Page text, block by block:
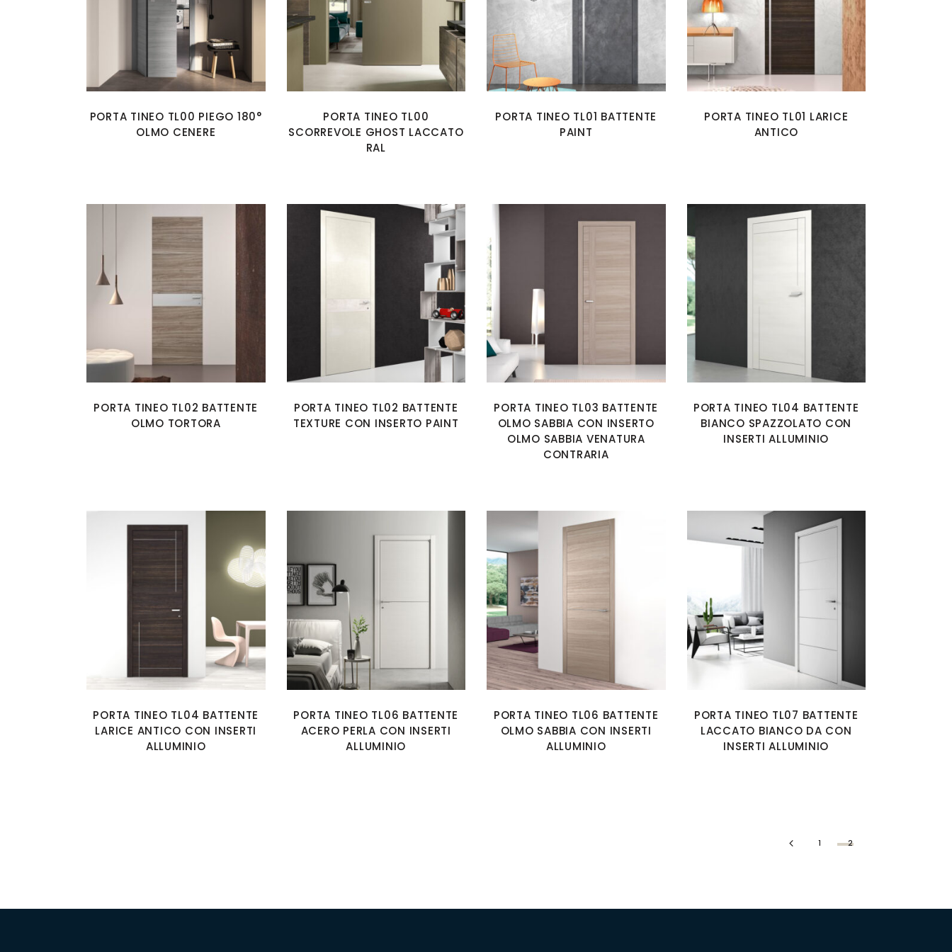
PORTA TINEO TL00 PIEGO 180°
OLMO CENERE
PORTA TINEO TL00
SCORREVOLE GHOST LACCATO
RAL
PORTA TINEO TL01 BATTENTE
PAINT
PORTA TINEO TL01 LARICE
ANTICO
PORTA TINEO TL02 BATTENTE
OLMO TORTORA
PORTA TINEO TL02 BATTENTE
TEXTURE CON INSERTO PAINT
PORTA TINEO TL03 BATTENTE
OLMO SABBIA CON INSERTO
OLMO SABBIA VENATURA
CONTRARIA
PORTA TINEO TL04 BATTENTE
BIANCO SPAZZOLATO CON
INSERTI ALLUMINIO
PORTA TINEO TL04 BATTENTE
LARICE ANTICO CON INSERTI
ALLUMINIO
PORTA TINEO TL06 BATTENTE
ACERO PERLA CON INSERTI
ALLUMINIO
PORTA TINEO TL06 BATTENTE
OLMO SABBIA CON INSERTI
ALLUMINIO
PORTA TINEO TL07 BATTENTE
LACCATO BIANCO DA CON
INSERTI ALLUMINIO
1 2